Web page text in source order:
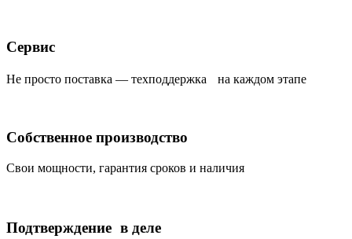
Сервис
Не просто поставка — техподдержка на каждом этапе
Собственное производство
Свои мощности, гарантия сроков и наличия
Подтверждение в деле